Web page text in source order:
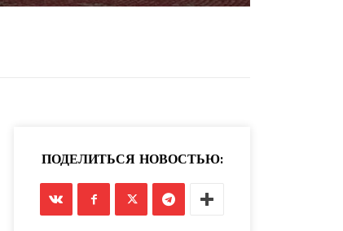
ПОДЕЛИТЬСЯ НОВОСТЬЮ: